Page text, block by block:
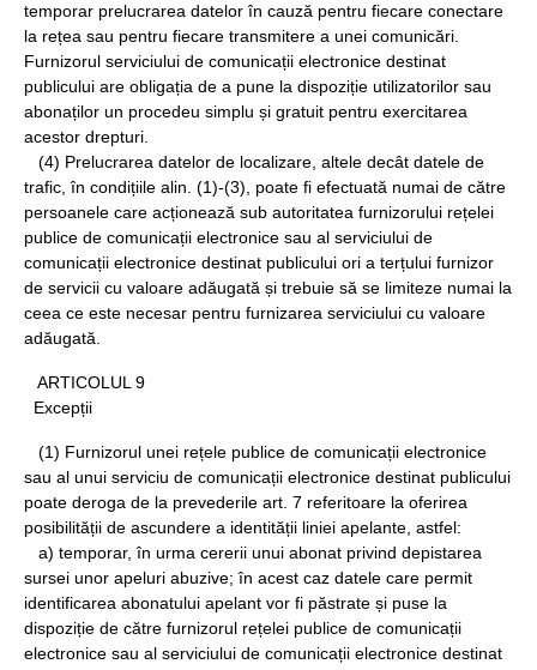
temporar prelucrarea datelor în cauză pentru fiecare conectare
la rețea sau pentru fiecare transmitere a unei comunicări.
Furnizorul serviciului de comunicații electronice destinat
publicului are obligația de a pune la dispoziție utilizatorilor sau
abonaților un procedeu simplu și gratuit pentru exercitarea
acestor drepturi.
(4) Prelucrarea datelor de localizare, altele decât datele de
trafic, în condițiile alin. (1)-(3), poate fi efectuată numai de către
persoanele care acționează sub autoritatea furnizorului rețelei
publice de comunicații electronice sau al serviciului de
comunicații electronice destinat publicului ori a terțului furnizor
de servicii cu valoare adăugată și trebuie să se limiteze numai la
ceea ce este necesar pentru furnizarea serviciului cu valoare
adăugată.
ARTICOLUL 9
Excepții
(1) Furnizorul unei rețele publice de comunicații electronice
sau al unui serviciu de comunicații electronice destinat publicului
poate deroga de la prevederile art. 7 referitoare la oferirea
posibilității de ascundere a identității liniei apelante, astfel:
a) temporar, în urma cererii unui abonat privind depistarea
sursei unor apeluri abuzive; în acest caz datele care permit
identificarea abonatului apelant vor fi păstrate și puse la
dispoziție de către furnizorul rețelei publice de comunicații
electronice sau al serviciului de comunicații electronice destinat